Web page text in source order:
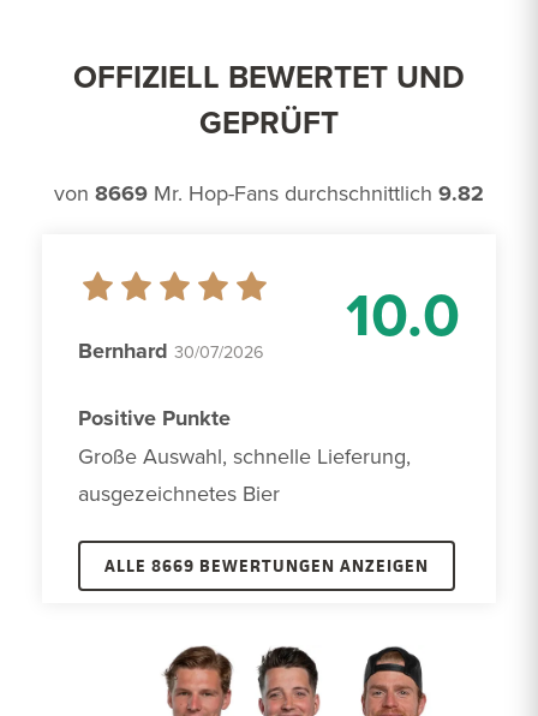
OFFIZIELL BEWERTET UND
GEPRÜFT
von 8669 Mr. Hop-Fans durchschnittlich 9.82
10.0
Bernhard 30/07/2026
Positive Punkte
Große Auswahl, schnelle Lieferung,
ausgezeichnetes Bier
ALLE 8669 BEWERTUNGEN ANZEIGEN